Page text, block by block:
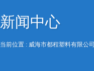
新闻中心
当前位置 : 威海市都程塑料有限公司